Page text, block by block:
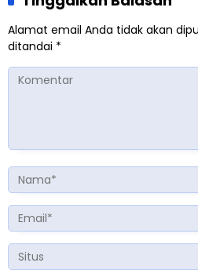
Alamat email Anda tidak akan
ditandai *